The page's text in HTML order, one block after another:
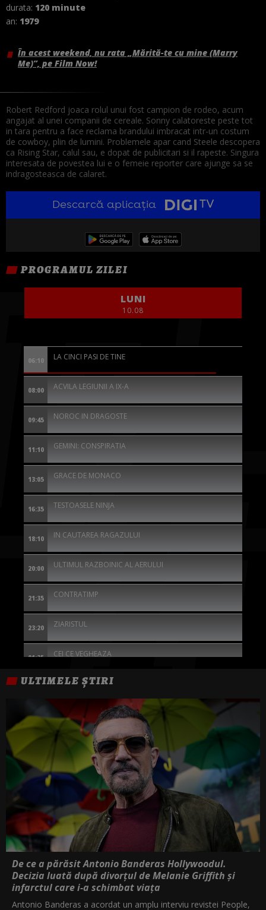
durata: 120 minute
an: 1979
În acest weekend, nu rata „Mărită-te cu mine (Marry
Me)”, pe Film Now!
Robert Redford joaca rolul unui fost campion de rodeo, acum
angajat al unei companii de cereale. Sonny calatoreste peste tot
in tara pentru a face reclama brandului imbracat intr-un costum
de cowboy, plin de lumini. Problemele apar cand Steele descopera
ca Rising Star, calul sau, e dopat de publicitari si il rapeste. Singura
interesata de povestea lui e o femeie reporter care ajunge sa se
indragosteasca de calaret.
Descarcă aplicația
PROGRAMUL ZILEI
LUNI
10.08
06:10 LA CINCI PASI DE TINE
08:00 ACVILA LEGIUNII A IX-A
09:45 NOROC IN DRAGOSTE
11:10 GEMINI: CONSPIRATIA
13:05 GRACE DE MONACO
16:35 TESTOASELE NINJA
18:10 IN CAUTAREA RAGAZULUI
20:00 ULTIMUL RAZBOINIC AL AERULUI
21:35 CONTRATIMP
23:20 ZIARISTUL
01:25 CEI CE VEGHEAZA
04:00 O CALATORIE CU MIZA MARE
05:45 FEMEILE DIN CORTUL ROSU
ULTIMELE ȘTIRI
De ce a părăsit Antonio Banderas Hollywoodul.
Decizia luată după divorțul de Melanie Griffith și
infarctul care i-a schimbat viața
Antonio Banderas a acordat un amplu interviu revistei People,